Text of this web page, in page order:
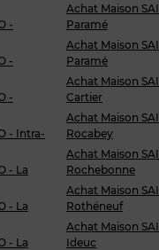
-
-
-
- Intra-
- La
- La
- La
Achat Maison
Paramé
Achat Maison
Paramé
Achat Maison
Cartier
Achat Maison
Rocabey
Achat Maison
Rochebonne
Achat Maison
Rothéneuf
Achat Maison
Ideuc